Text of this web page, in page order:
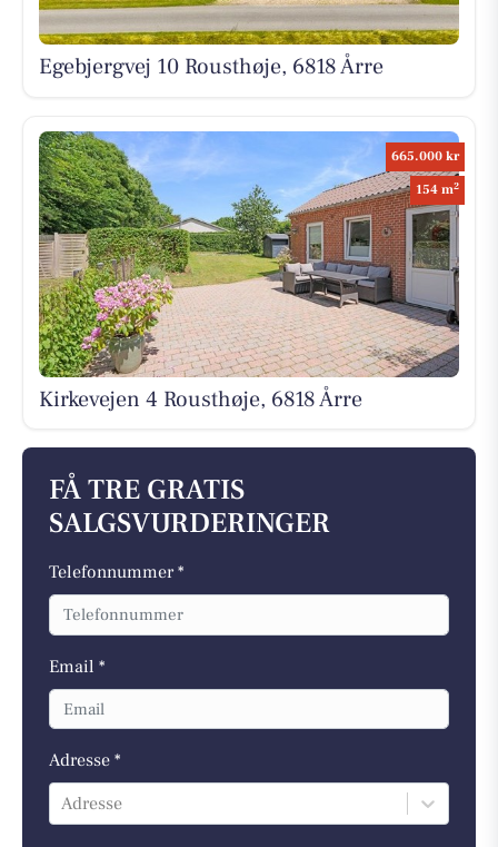
Egebjergvej 10 Rousthøje, 6818 Årre
665.000 kr
154 m2
Kirkevejen 4 Rousthøje, 6818 Årre
FÅ TRE GRATIS
SALGSVURDERINGER
Telefonnummer *
Email *
Adresse *
Adresse